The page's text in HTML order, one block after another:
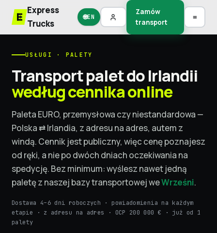
Express
Trucks
🌐EN
Zamów
transport
≡
USŁUGI · PALETY
Transport palet do Irlandii
według cennika online
Paleta EURO, przemysłowa czy niestandardowa —
Polska ⇄ Irlandia, z adresu na adres, autem z
windą. Cennik jest publiczny, więc cenę poznajesz
od ręki, a nie po dwóch dniach oczekiwania na
spedycję. Bez minimum: wyślesz nawet jedną
paletę z naszej bazy transportowej weWrześni.
Dostawa 4–6 dni roboczych · powiadomienia na każdym
etapie · z adresu na adres · OCP 200 000 € · już od 1
palety